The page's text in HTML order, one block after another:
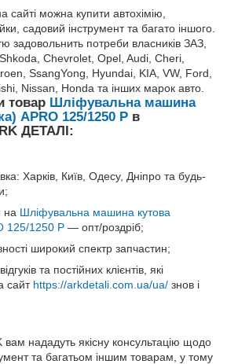
сайті можна купити автохімію,
садовий інструмент та багато іншого.
задовольнить потреби власників ЗАЗ,
Chevrolet, Opel, Audi, Cheri,
SsangYong, Hyundai, KIA, VW, Ford,
Nissan, Honda та інших марок авто.
товар Шліфувальна машина
APRO 125/1250 P в
ДЕТАЛІ:
Харків, Київ, Одесу, Дніпро та будь-
на Шліфувальна машина кутова
125/1250 P — опт/роздріб;
широкий спектр запчастин;
та постійних клієнтів, які
сайт https://arkdetali.com.ua/ua/ знов і
вам нададуть якісну консультацію щодо
та багатьом іншим товарам, у тому